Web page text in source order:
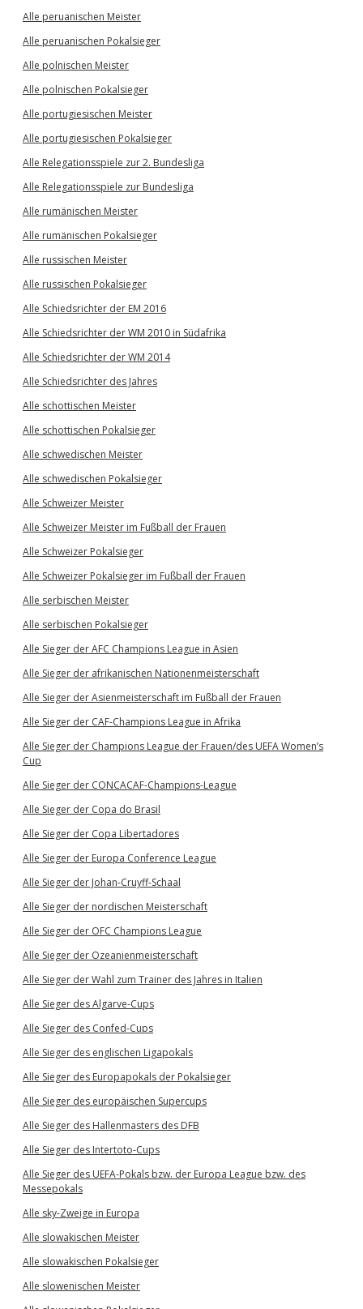
Alle peruanischen Meister
Alle peruanischen Pokalsieger
Alle polnischen Meister
Alle polnischen Pokalsieger
Alle portugiesischen Meister
Alle portugiesischen Pokalsieger
Alle Relegationsspiele zur 2. Bundesliga
Alle Relegationsspiele zur Bundesliga
Alle rumänischen Meister
Alle rumänischen Pokalsieger
Alle russischen Meister
Alle russischen Pokalsieger
Alle Schiedsrichter der EM 2016
Alle Schiedsrichter der WM 2010 in Südafrika
Alle Schiedsrichter der WM 2014
Alle Schiedsrichter des Jahres
Alle schottischen Meister
Alle schottischen Pokalsieger
Alle schwedischen Meister
Alle schwedischen Pokalsieger
Alle Schweizer Meister
Alle Schweizer Meister im Fußball der Frauen
Alle Schweizer Pokalsieger
Alle Schweizer Pokalsieger im Fußball der Frauen
Alle serbischen Meister
Alle serbischen Pokalsieger
Alle Sieger der AFC Champions League in Asien
Alle Sieger der afrikanischen Nationenmeisterschaft
Alle Sieger der Asienmeisterschaft im Fußball der Frauen
Alle Sieger der CAF-Champions League in Afrika
Alle Sieger der Champions League der Frauen/des UEFA Women’s
Cup
Alle Sieger der CONCACAF-Champions-League
Alle Sieger der Copa do Brasil
Alle Sieger der Copa Libertadores
Alle Sieger der Europa Conference League
Alle Sieger der Johan-Cruyff-Schaal
Alle Sieger der nordischen Meisterschaft
Alle Sieger der OFC Champions League
Alle Sieger der Ozeanienmeisterschaft
Alle Sieger der Wahl zum Trainer des Jahres in Italien
Alle Sieger des Algarve-Cups
Alle Sieger des Confed-Cups
Alle Sieger des englischen Ligapokals
Alle Sieger des Europapokals der Pokalsieger
Alle Sieger des europäischen Supercups
Alle Sieger des Hallenmasters des DFB
Alle Sieger des Intertoto-Cups
Alle Sieger des UEFA-Pokals bzw. der Europa League bzw. des
Messepokals
Alle sky-Zweige in Europa
Alle slowakischen Meister
Alle slowakischen Pokalsieger
Alle slowenischen Meister